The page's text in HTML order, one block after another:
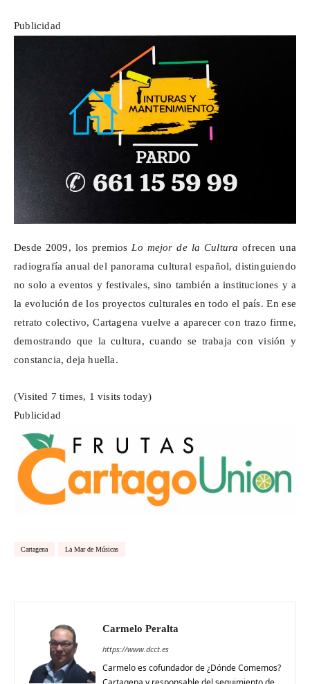
Publicidad
Desde 2009, los premios Lo mejor de la Cultura ofrecen una
radiografía anual del panorama cultural español, distinguiendo
no solo a eventos y festivales, sino también a instituciones y a
la evolución de los proyectos culturales en todo el país. En ese
retrato colectivo, Cartagena vuelve a aparecer con trazo firme,
demostrando que la cultura, cuando se trabaja con visión y
constancia, deja huella.
(Visited 7 times, 1 visits today)
Publicidad
Cartagena La Mar de Músicas
Carmelo Peralta
https://www.dcct.es
Carmelo es cofundador de ¿Dónde Comemos?